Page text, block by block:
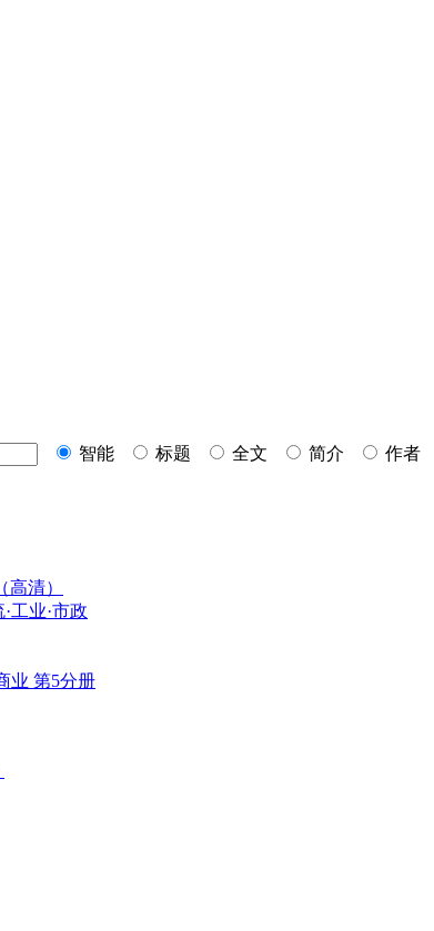
智能
标题 全文 简介
作者
高清）
工业·市政
业 第5分册